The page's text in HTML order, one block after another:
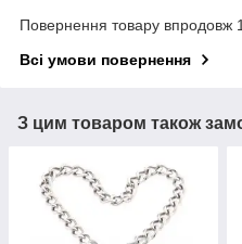
Повернення товару впродовж
Всі умови повернення
З цим товаром також